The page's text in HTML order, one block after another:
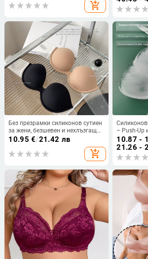
add_shopping_cart
Без презрамки силиконов сутиен
за жени, безшевен и нехлъзгащ
се, подпомагащ повдигането, за
сватбени рокли и изящен гръб
10.95 €/21.42 лв
add_shopping_cart
– Push-Up
10.87 -
21.26 -